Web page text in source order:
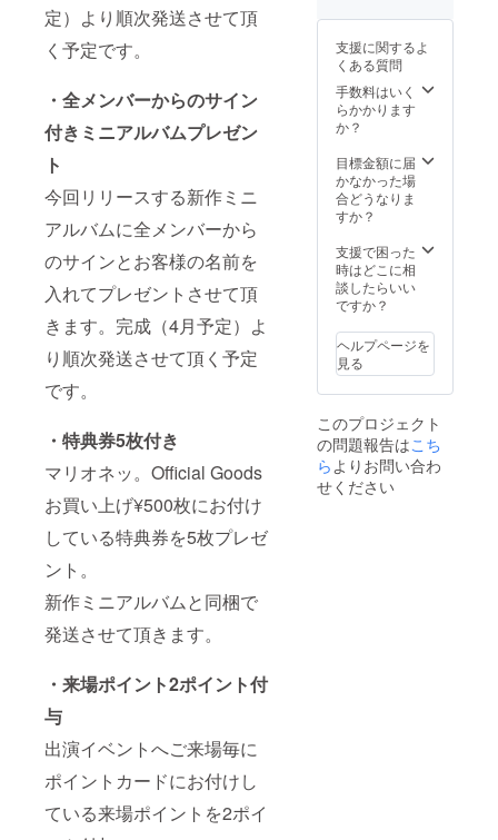
定）より順次発送させて頂
く予定です。
・全メンバーからのサイン
付きミニアルバムプレゼン
ト
今回リリースする新作ミニ
アルバムに全メンバーから
のサインとお客様の名前を
入れてプレゼントさせて頂
きます。完成（4月予定）よ
り順次発送させて頂く予定
です。
・特典券5枚付き
マリオネッ。Official Goods
お買い上げ¥500枚にお付け
している特典券を5枚プレゼ
ント。
新作ミニアルバムと同梱で
発送させて頂きます。
・来場ポイント2ポイント付
与
出演イベントへご来場毎に
ポイントカードにお付けし
ている来場ポイントを2ポイ
作ミニ
ムお渡
しチェ
キ付
き）
3/30予
礼動画
支援に関するよ
くある質問
手数料はいく
らかかります
か？
目標金額に届
かなかった場
合どうなりま
すか？
支援で困った
時はどこに相
談したらいい
ですか？
ヘルプページを
見る
このプロジェクト
の問題報告はこち
ら よりお問い合わ
せください